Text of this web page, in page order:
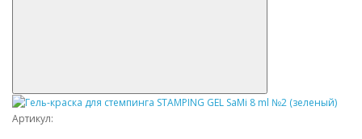
Артикул: